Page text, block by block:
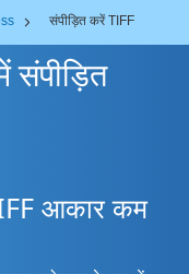
संपीड़ित करें TIFF
संपीड़ित
आकार कम